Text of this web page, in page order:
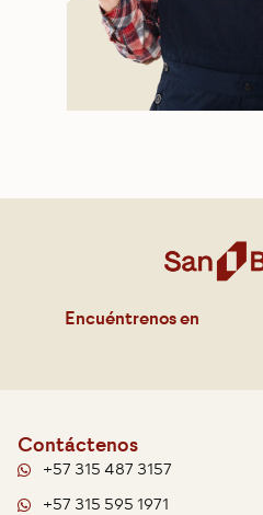
Encuéntrenos en
Contáctenos
+57 315 487 3157
+57 315 595 1971